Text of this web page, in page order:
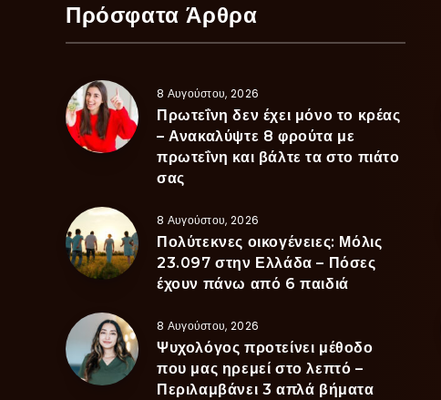
Πρόσφατα Άρθρα
8 Αυγούστου, 2026
Πρωτεΐνη δεν έχει μόνο το κρέας
– Ανακαλύψτε 8 φρούτα με
πρωτεΐνη και βάλτε τα στο πιάτο
σας
8 Αυγούστου, 2026
Πολύτεκνες οικογένειες: Μόλις
23.097 στην Ελλάδα – Πόσες
έχουν πάνω από 6 παιδιά
8 Αυγούστου, 2026
Ψυχολόγος προτείνει μέθοδο
που μας ηρεμεί στο λεπτό –
Περιλαμβάνει 3 απλά βήματα